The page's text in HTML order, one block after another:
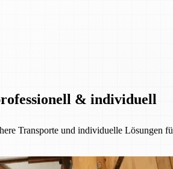
& individuell
Transporte und individuelle Lösungen